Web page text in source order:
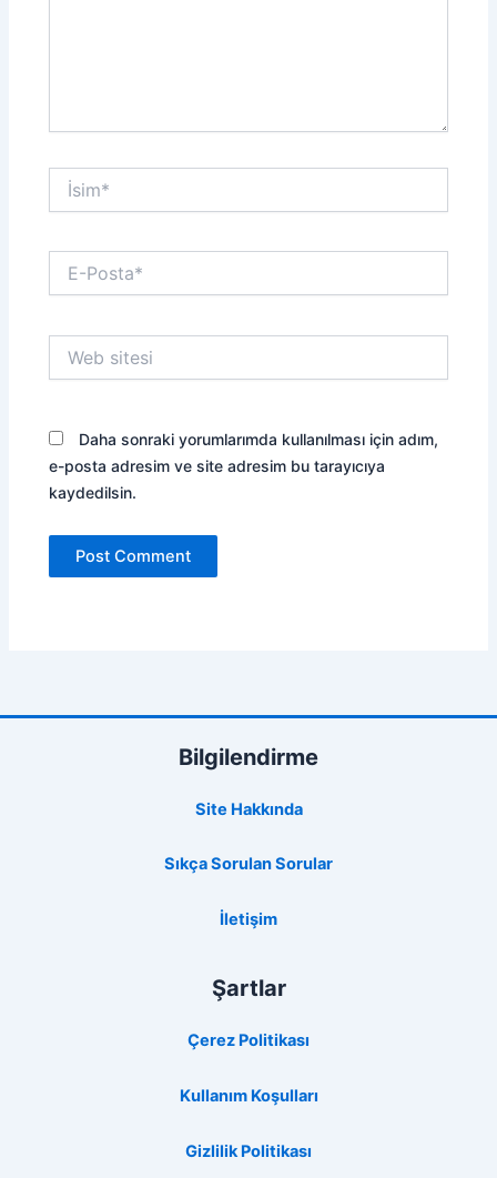
İsim*
Posta*
sitesi
Daha sonraki yorumlarımda kullanılması için adım,
e-posta adresim ve site adresim bu tarayıcıya
kaydedilsin.
Bilgilendirme
Site Hakkında
Sıkça Sorulan Sorular
İletişim
Şartlar
Çerez Politikası
Kullanım Koşulları
Gizlilik Politikası